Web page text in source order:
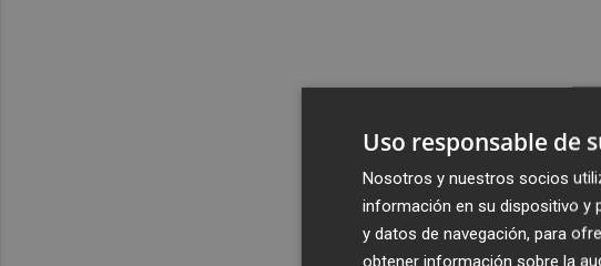
Uso responsable de
Nosotros y nuestros socios
información en su dispositivo y
y datos de navegación, para
obtener información sobre la